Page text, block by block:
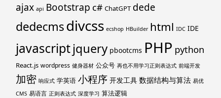
ajax api Bootstrap c# ChatGPT dede
dedecmsdivcss ecshop HBuilder html IDC IDE
javascriptjquery pbootcms PHP python
React.js wordpress 健身器材 公众号 再也不用学习正则表达式 前端开发
加密 响应式 学英语 小程序 开发工具 数据结构与算法 易优
CMS 易语言 正则表达式 深度学习 算法逻辑